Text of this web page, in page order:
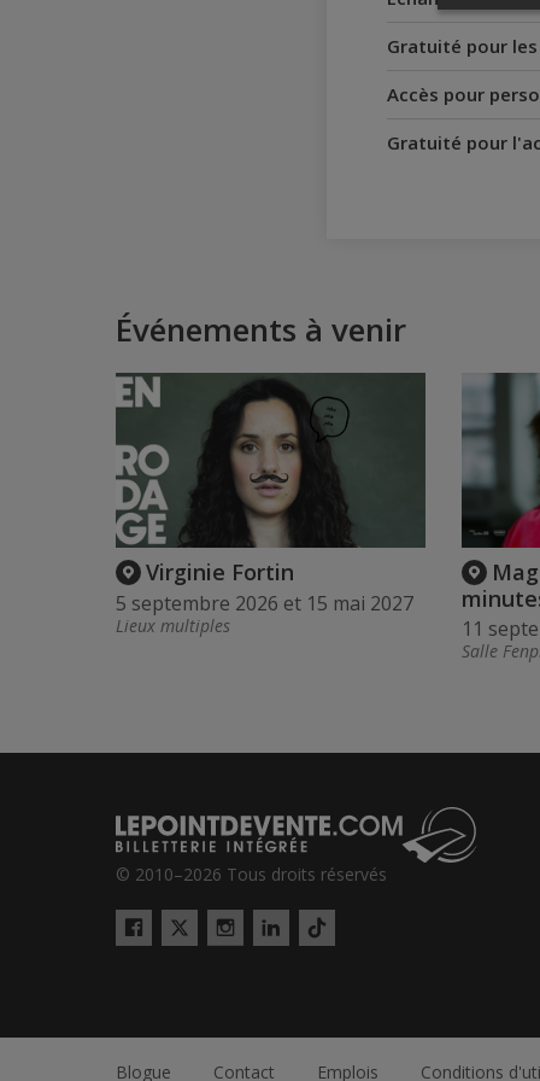
Gratuité pour
Accès pour
Gratuité pour
Événements à venir
Virginie Fortin
5 septembre 2026 et 15 mai 2027
Lieux multiples 11
Salle
© 2010–2026 Tous droits réservés
Facebook
Twitter
InstagramLinkedIn
Tiktok
Blogue Contact Emplois Conditions